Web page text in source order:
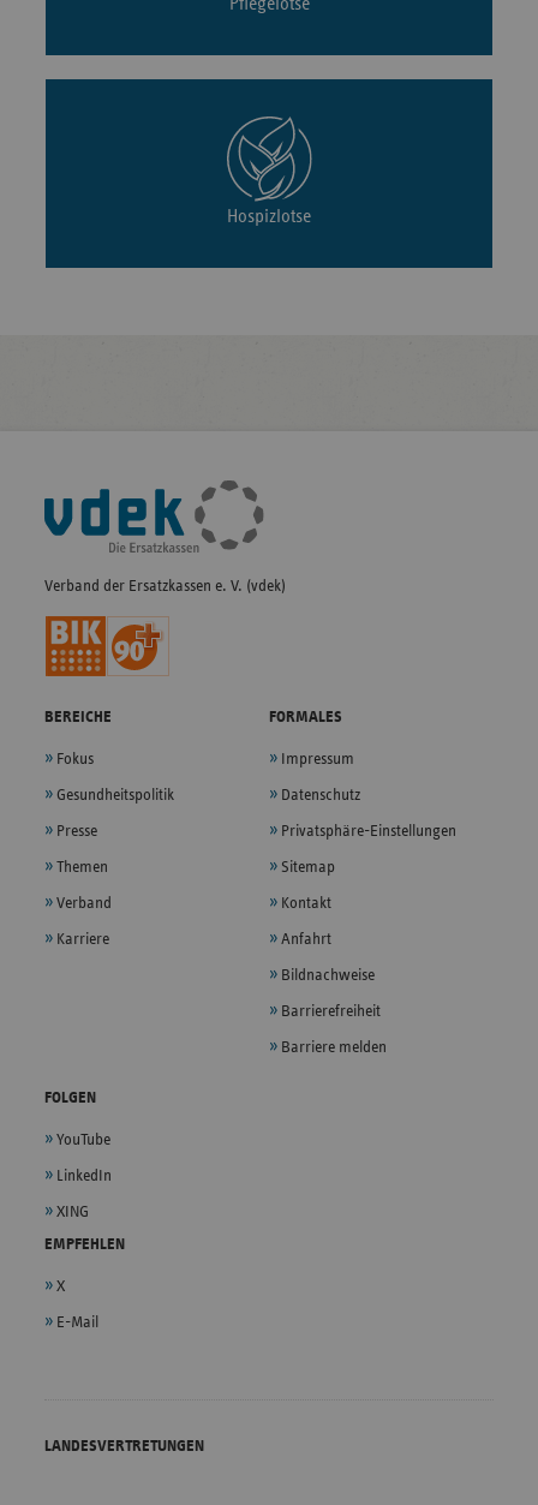
Hospizlotse
Fußleisten-
Navigation
Verband der Ersatzkassen e. V. (vdek)
BEREICHE
Fokus
Gesundheitspolitik
Presse
Themen
Verband
Karriere
FORMALES
Impressum
Datenschutz
Privatsphäre-Einstellungen
Sitemap
Kontakt
Anfahrt
Bildnachweise
Barrierefreiheit
Barriere melden
FOLGEN
YouTube
LinkedIn
XING
EMPFEHLEN
X
E-Mail
LANDESVERTRETUNGEN